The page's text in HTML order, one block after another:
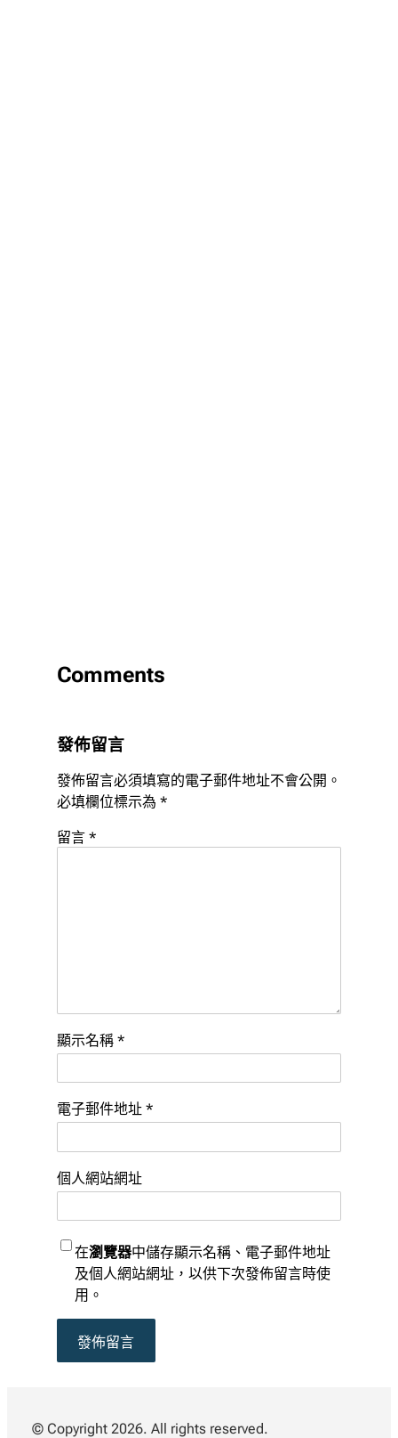
Comments
發佈留言
發佈留言必須填寫的電子郵件地址不會公開。
必填欄位標示為 *
留言 *
顯示名稱 *
電子郵件地址 *
個人網站網址
在瀏覽器中儲存顯示名稱、電子郵件地址
及個人網站網址，以供下次發佈留言時使
用。
© Copyright 2026. All rights reserved.